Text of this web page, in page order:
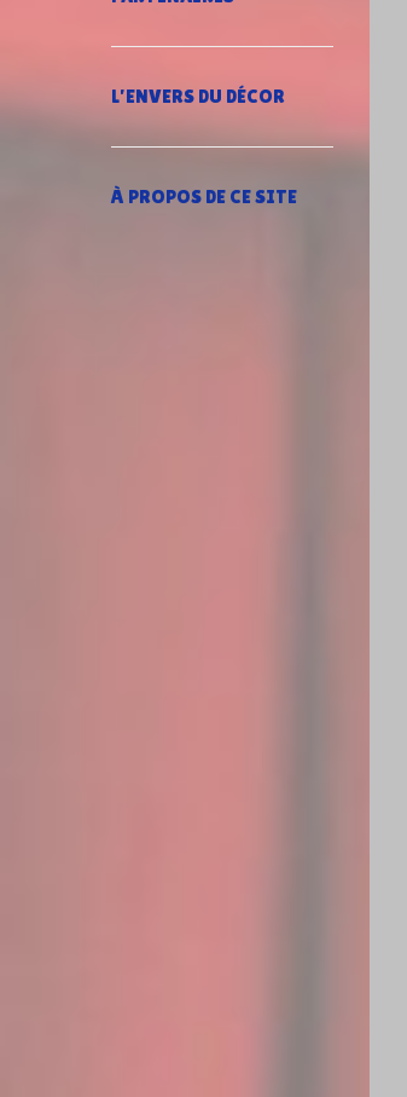
L’ENVERS DU DÉCOR
À PROPOS DE CE SITE